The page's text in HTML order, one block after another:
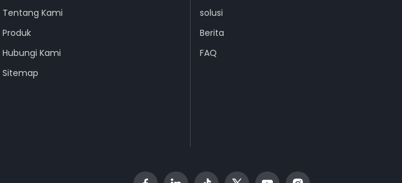
Tentang Kami
Produk
Hubungi Kami
Sitemap
solusi
Berita
FAQ